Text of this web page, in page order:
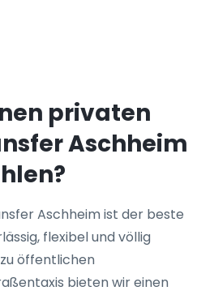
privaten
Aschheim
Aschheim ist der beste
flexibel und völlig
öffentlichen
bieten wir einen